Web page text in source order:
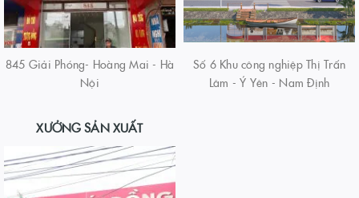
845 Giải Phóng- Hoàng Mai - Hà
Nội
Số 6 Khu công nghiệp Thị Trấn
Lâm - Ý Yên - Nam Định
XƯỞNG SẢN XUẤT